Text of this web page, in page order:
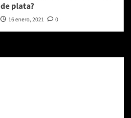
de plata?
16 enero, 2021 0